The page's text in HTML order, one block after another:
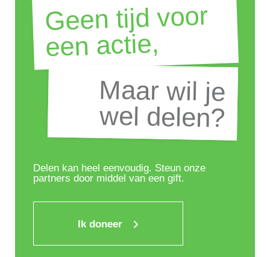
Geen tijd voor
een actie,
Maar wil je
wel delen?
Maar wil je
wel delen?
Delen kan heel eenvoudig. Steun onze
partners door middel van een gift.
Ik doneer